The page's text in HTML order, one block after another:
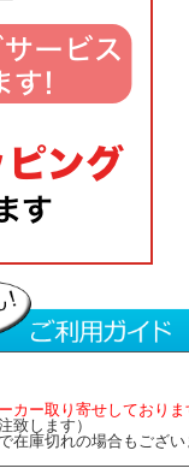
カー取り寄せしておりま
致します）
在庫切れの場合もござ